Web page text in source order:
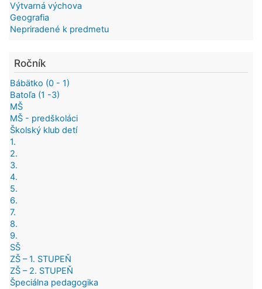
Výtvarná výchova
Geografia
Nepriradené k predmetu
Ročník
Bábätko (0 - 1)
Batoľa (1 -3)
MŠ
MŠ - predškoláci
Školský klub detí
1.
2.
3.
4.
5.
6.
7.
8.
9.
SŠ
ZŠ – 1. STUPEŇ
ZŠ – 2. STUPEŇ
Špeciálna pedagogika